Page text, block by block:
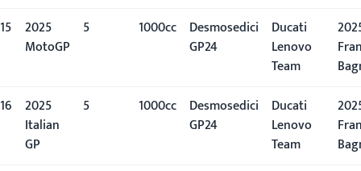
15
2025
MotoGP
5º 1000cc
Desmosedici
GP24
Ducati
Lenovo
Team
16
2025
Italian
GP
5º 1000cc
Desmosedici
GP24
Ducati
Lenovo
Team